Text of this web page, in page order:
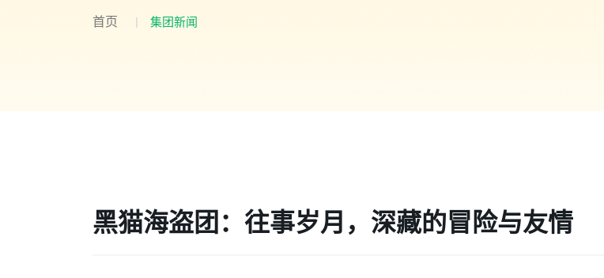
首页 集团新闻
黑猫海盗团：往事岁月，深藏的冒险与友情